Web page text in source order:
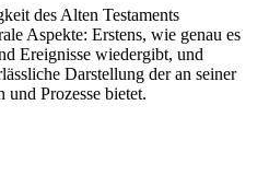
des Alten Testaments
Aspekte: Erstens, wie genau es
Ereignisse wiedergibt, und
Darstellung der an seiner
und Prozesse bietet.